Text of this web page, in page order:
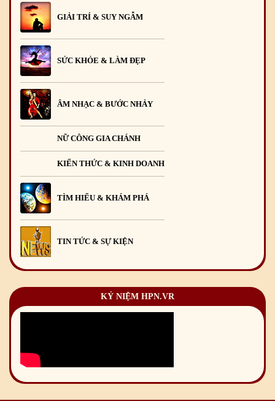
GIẢI TRÍ & SUY NGẪM
SỨC KHỎE & LÀM ĐẸP
ÂM NHẠC & BƯỚC NHẢY
NỮ CÔNG GIA CHÁNH
KIẾN THỨC & KINH DOANH
TÌM HIỂU & KHÁM PHÁ
TIN TỨC & SỰ KIỆN
KỶ NIỆM HPN.VR